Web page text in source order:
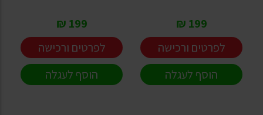
199 ₪
לפרטים ורכישה
הוסף לעגלה
199 ₪
לפרטים ורכישה
הוסף לעגלה